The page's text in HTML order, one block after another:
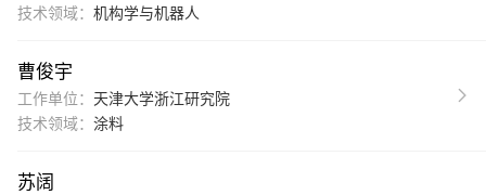
技术领域： 机构学与机器人
曹俊宇
工作单位： 天津大学浙江研究院
技术领域： 涂料
苏阔